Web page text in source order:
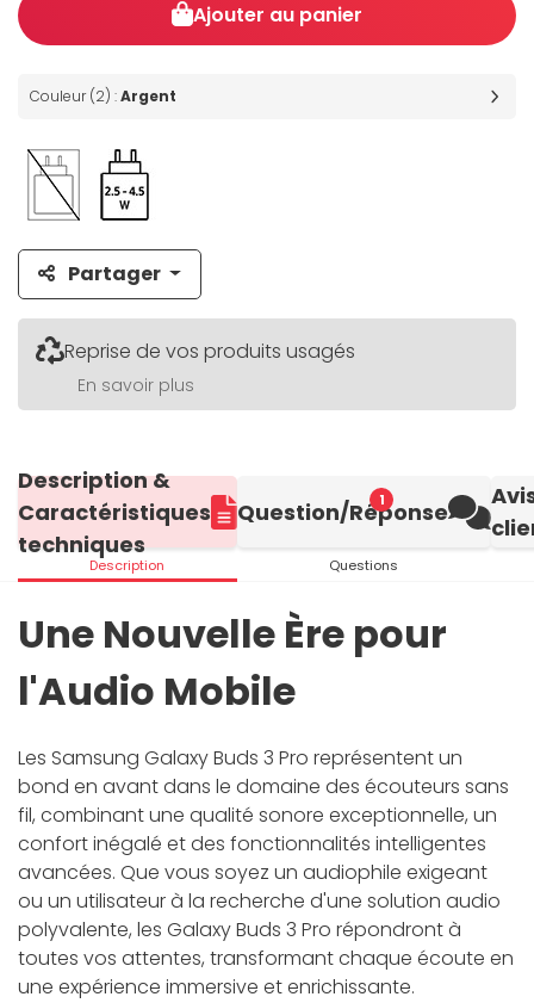
Ajouter au panier
Couleur (2) :Argent
Partager
Reprise de vos produits usagés
En savoir plus
Description &
Caractéristiques
techniques
Description
1
Question/Réponse
Questions
Une Nouvelle Ère pour
l'Audio Mobile
Les Samsung Galaxy Buds 3 Pro représentent un
bond en avant dans le domaine des écouteurs sans
fil, combinant une qualité sonore exceptionnelle, un
confort inégalé et des fonctionnalités intelligentes
avancées. Que vous soyez un audiophile exigeant
ou un utilisateur à la recherche d'une solution audio
polyvalente, les Galaxy Buds 3 Pro répondront à
toutes vos attentes, transformant chaque écoute en
une expérience immersive et enrichissante.